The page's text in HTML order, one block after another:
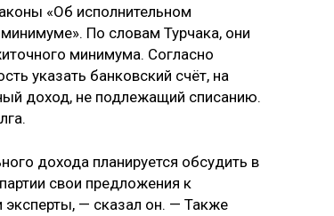
«Об исполнительном
По словам Турчака, они
минимума. Согласно
указать банковский счёт, на
доход, не подлежащий списанию.
дохода планируется обсудить в
свои предложения к
— сказал он. — Также